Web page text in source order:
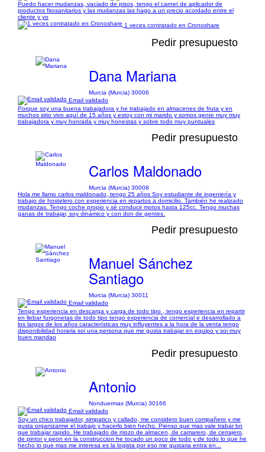
Puedo hacer mudanzas, vaciado de pisos, tengo el carnet de aplicador de
productos fitosanitarios y las mudanzas las hago a un precio acordado entre el
cliente y yo
1 veces contratado en Cronoshare
Pedir presupuesto
Dana Mariana
Murcia (Murcia) 30006
Email validado
Porque soy una buena trabajadora y he trabajado en almacenes de fruta y en
muchos sitio vivo aquí de 15 años y estoy con mi marido y somos gente muy muy
trabajadora y muy honrada y muy honestas y sobre todo muy puntuales
Pedir presupuesto
Carlos Maldonado
Murcia (Murcia) 30008
Hola me llamo carlos maldonado, tengo 25 años Soy estudiante de ingeniería y
trabajo de hostelero con experiencia en repartos a domicilio. También he realizado
mudanzas. Tengo coche propio y sé conducir motos hasta 125cc. Tengo muchas
ganas de trabajar, soy dinámico y con don de gentes.
Pedir presupuesto
Manuel Sánchez
Santiago
Murcia (Murcia) 30011
Email validado
Tengo experiencia en descarga y carga de todo tipo , tengo experiencia en repartir
en llebar furgonetas de todo tipo tengo experiencia de comercial e desarrollado a
los largos de los años características muy influyentes a la hora de la venta tengo
disponibilidad horaria soi una persona que me gusta trabajar en equipo y soi muy
buen mandao
Pedir presupuesto
Antonio
Nonduermas (Murcia) 30166
Email validado
Soy un chico trabajador, simpatico y callado, me considero buen compañero y me
gusta organizarme el trabajo y hacerlo bien hecho. Pienso que mas vale trabar bn
que trabajar rapido. He trabajado de mozo de almacen, de camarero, de cerrajero,
de pintor y peon en la construccion he tocado un poco de todo y de todo lo que he
hecho lo que mas me interesa es la logista por eso me gustaria entra en...